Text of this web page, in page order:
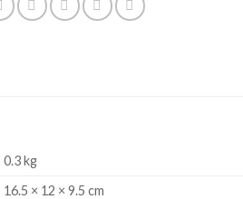
0.3 kg
16.5 × 12 × 9.5 cm